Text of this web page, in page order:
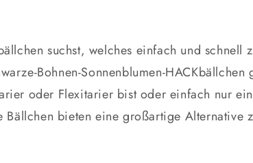
suchst, welches einfach und schnell
Bohnen-Sonnenblumen-HACKbällchen
oder Flexitarier bist oder einfach nur
Bällchen bieten eine großartige Alternative